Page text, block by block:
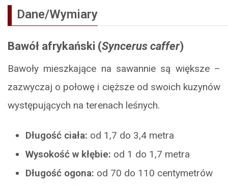
Dane/Wymiary
Bawół afrykański (Syncerus caffer)
Bawoły mieszkające na sawannie są większe –
zazwyczaj o połowę i cięższe od swoich kuzynów
występujących na terenach leśnych.
Długość ciała: od 1,7 do 3,4 metra
Wysokość w kłębie: od 1 do 1,7 metra
Długość ogona: od 70 do 110 centymetrów